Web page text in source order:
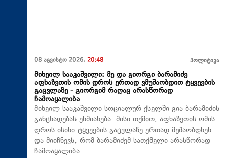
08 აგვისტო 2026, 20:48 პოლიტიკა
მიხეილ სააკაშვილი: მე და გიორგი ბარამიძე
აფხაზეთის ომის დროს ერთად ვმუშაობდით ტყვეების
გაცვლაზე - გიორგიმ რაღაც არასწორად
ჩამოაყალიბა
მიხეილ სააკაშვილი სოციალურ ქსელში გია ბარამიძის
განცხადებას ეხმიანება. მისი თქმით, აფხაზეთის ომის
დროს ისინი ტყვეების გაცვლაზე ერთად მუშაობდნენ
და მიიჩნევს, რომ ბარამიძემ სათქმელი არასწორად
ჩამოაყალიბა.